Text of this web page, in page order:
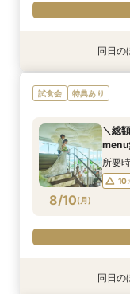
8/9(日)
オン
特典あり
8/9(日)
【2件
典付フ
特典あり
8/9(日)
【パ
婚相談
同日の
試食会 特典あり
8/10(月)
＼総
menu
所要
特典あり
特典あり同日の